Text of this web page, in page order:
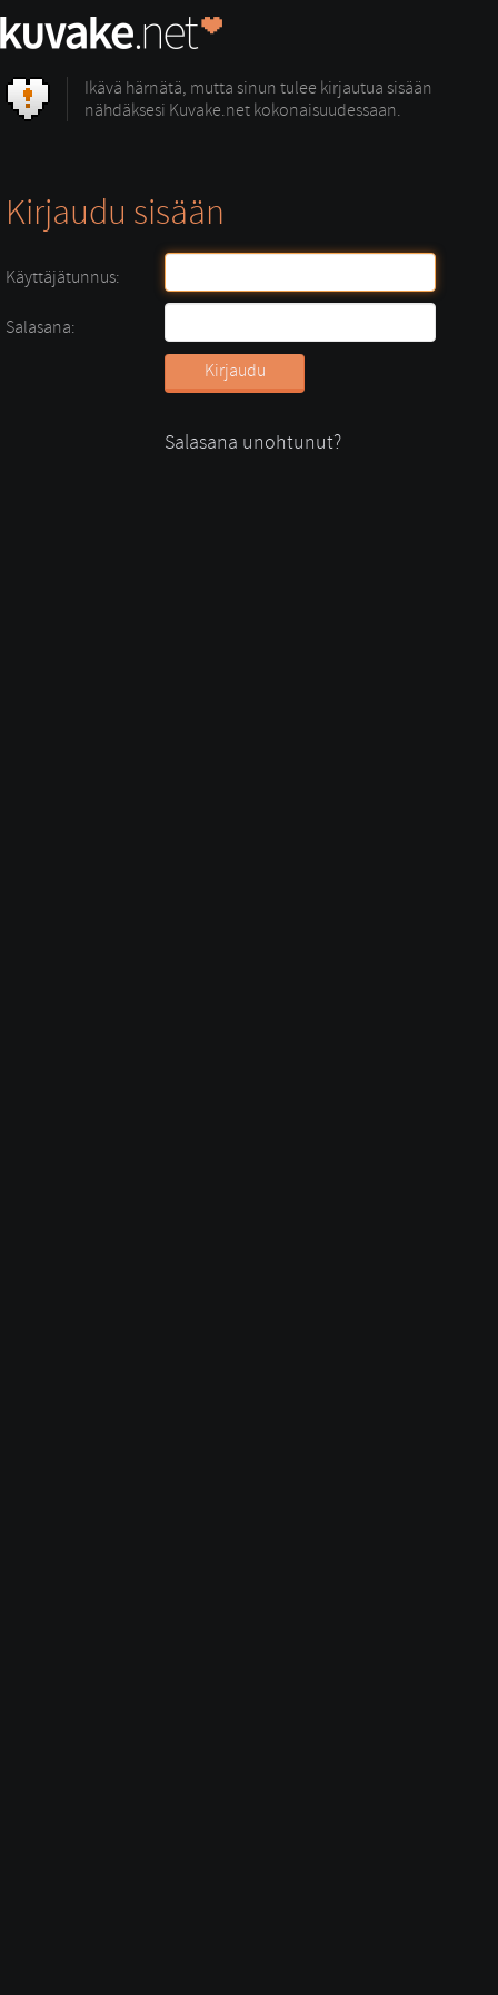
Ikävä härnätä, mutta sinun tulee kirjautua sisään
nähdäksesi Kuvake.net kokonaisuudessaan.
Kirjaudu sisään
Käyttäjätunnus:
Salasana:
Salasana unohtunut?